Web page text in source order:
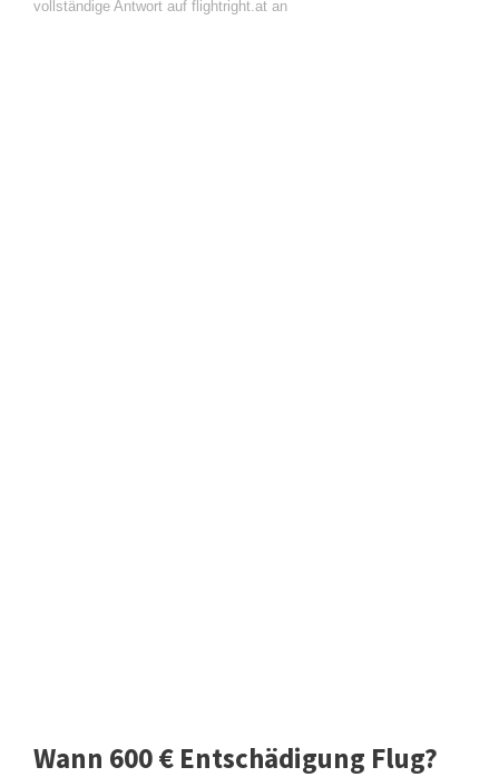
vollständige Antwort auf flightright.at an
Wann 600 € Entschädigung Flug?